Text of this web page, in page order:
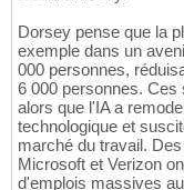
Dorsey pense que la
exemple dans un
000 personnes,
6 000 personnes.
alors que l'IA a
technologique et
marché du travail.
Microsoft et Verizon
d'emplois massives